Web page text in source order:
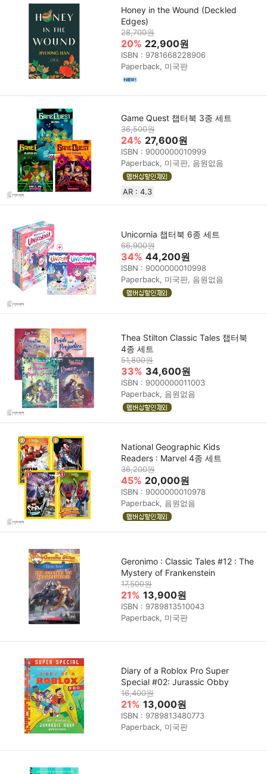
Honey in the Wound (Deckled
Edges)
28,700원
20% 22,900원
ISBN : 9781668228906
Paperback, 미국판
Game Quest 챕터북 3종 세트
36,500원
24% 27,600원
ISBN : 9000000010999
Paperback, 미국판, 음원없음
AR : 4.3
Unicornia 챕터북 6종 세트
66,900원
34% 44,200원
ISBN : 9000000010998
Paperback, 미국판, 음원없음
Thea Stilton Classic Tales 챕터북
4종 세트
51,800원
33% 34,600원
ISBN : 9000000011003
Paperback, 음원없음
National Geographic Kids
Readers : Marvel 4종 세트
36,200원
45% 20,000원
ISBN : 9000000010978
Paperback, 음원없음
Geronimo : Classic Tales #12 : The
Mystery of Frankenstein
17,500원
21% 13,900원
ISBN : 9789813510043
Paperback, 미국판
Diary of a Roblox Pro Super
Special #02: Jurassic Obby
16,400원
21% 13,000원
ISBN : 9789813480773
Paperback, 미국판